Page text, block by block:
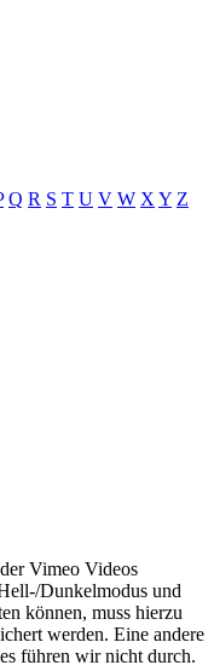
Q R S T U V W X Y Z
Vimeo Videos
Dunkelmodus und
können, muss hierzu
werden. Eine andere
führen wir nicht durch.